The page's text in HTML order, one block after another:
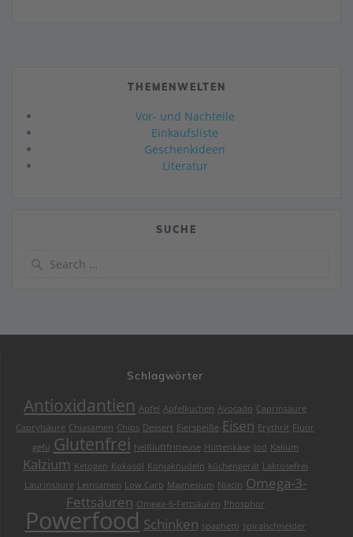
THEMENWELTEN
Vor- und Nachteile
Einkaufsliste
Geschenkideen
Literatur
SUCHE
Schlagwörter
Antioxidantien Apfel Apfelkuchen Avocado Caprinsäure
Caprylsäure Chiasamen Chips Dessert Eierspeiße Eisen Erythrit Fluor
gefu Glutenfrei heißluftfritteuse Hüttenkäse Jod Kalium
Kalzium Ketogen Kokosöl Konjaknudeln küchengerät Laktosefrei
Laurinsäure Leinsamen Low Carb Magnesium Niacin Omega-3-
Fettsäuren Omega-6-Fettsäuren Phosphor
Powerfood Schinken spaghetti spiralschneider